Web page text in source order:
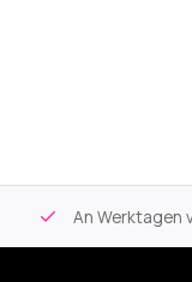
An Werktagen